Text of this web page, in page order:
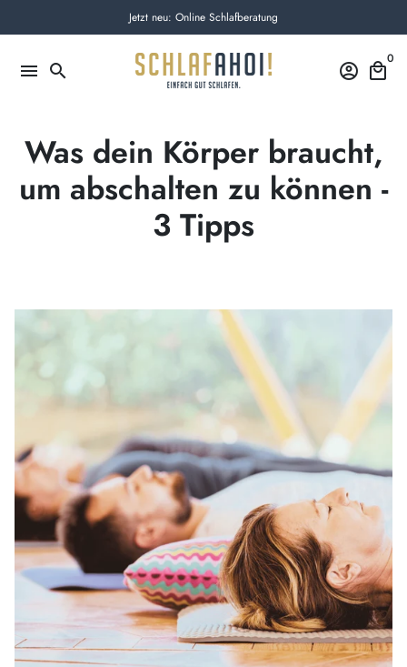
zum
Jetzt neu: Online Schlafberatung
menu search account_circle local_mall
0
Was dein Körper braucht,
um abschalten zu können -
3 Tipps